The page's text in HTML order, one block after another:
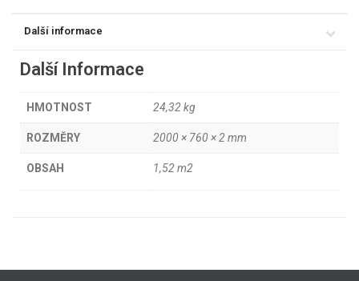
Další informace
Další Informace
HMOTNOST 24,32 kg
ROZMĚRY 2000 × 760 × 2 mm
OBSAH 1,52 m2